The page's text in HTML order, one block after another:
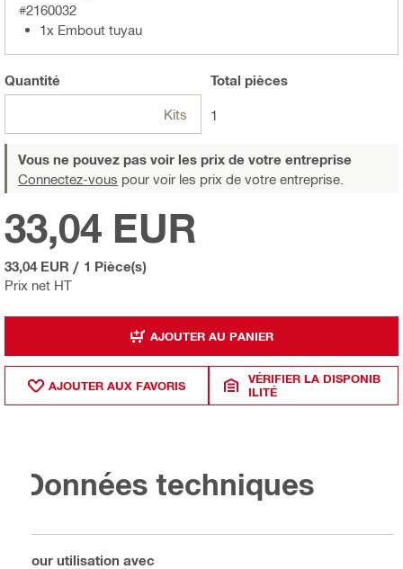
#2160032
1x Embout tuyau
Quantité
Kits
Total pièces
1
Vous ne pouvez pas voir les prix de votre entreprise
Connectez-vous pour voir les prix de votre entreprise.
Prix net HT
33,04 EUR
33,04 EUR / 1 Pièce(s)
AJOUTER AU PANIER
AJOUTER AUX FAVORIS
VÉRIFIER LA DISPONIB
ILITÉ
Données techniques
Pour utilisation avec